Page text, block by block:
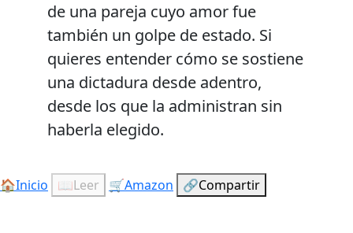
de una pareja cuyo amor fue
también un golpe de estado. Si
quieres entender cómo se sostiene
una dictadura desde adentro,
desde los que la administran sin
haberla elegido.
🏠Inicio 📖Leer 🛒Amazon 🔗Compartir